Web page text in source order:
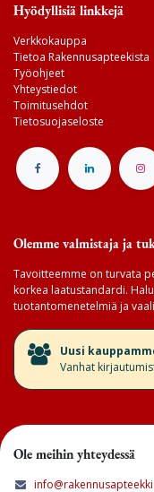
Hyödyllisiä linkkejä
Verkkokauppa
Tietoa Rakennusapteekista
Työohjeet
Yhteystiedot
Toimitusehdot
Tietosuojaseloste
Olemme valmistaja ja
Tavoitteemme on turvata
korkea laatustandardi.
tuotantomenetelmiä ja
​Uusi
Vanhat
Ole meihin yhteydessä